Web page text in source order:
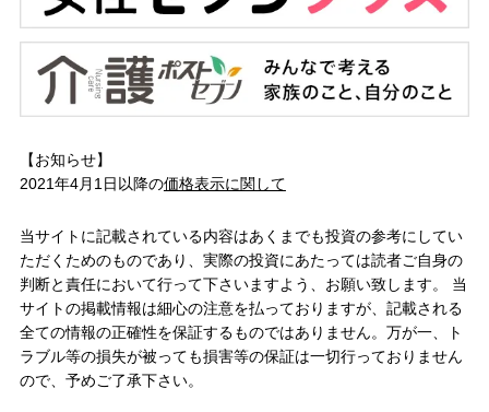
【お知らせ】
2021年4月1日以降の価格表示に関して
当サイトに記載されている内容はあくまでも投資の参考にしてい
ただくためのものであり、実際の投資にあたっては読者ご自身の
判断と責任において行って下さいますよう、お願い致します。 当
サイトの掲載情報は細心の注意を払っておりますが、記載される
全ての情報の正確性を保証するものではありません。万が一、ト
ラブル等の損失が被っても損害等の保証は一切行っておりません
ので、予めご了承下さい。